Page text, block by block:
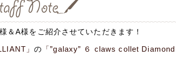
＆A様をご紹介させていただきます！
」の 「”galaxy” ６ claws collet